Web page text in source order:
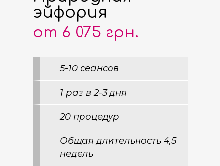
эйфория
от 6 075 грн.
5-10 сеансов
1 раз в 2-3 дня
20 процедур
Общая длительность 4,5
недель